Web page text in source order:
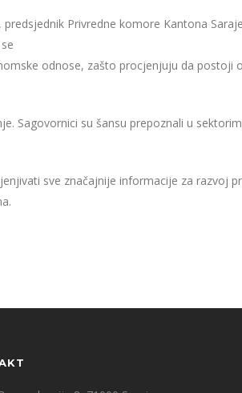
Privredne komore Kantona
odnose, zašto procjenjuju da postoji
Sagovornici su šansu prepoznali u
sve značajnije informacije za razvoj